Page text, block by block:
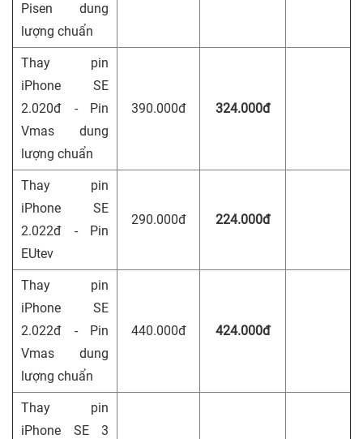
Pisen dung
lượng chuẩn
Thay pin
iPhone SE
2.020đ - Pin
Vmas dung
lượng chuẩn
390.000đ 324.000đ
Thay pin
iPhone SE
2.022đ - Pin
EUtev
290.000đ 224.000đ
Thay pin
iPhone SE
2.022đ - Pin
Vmas dung
lượng chuẩn
440.000đ 424.000đ
Thay pin
iPhone SE 3